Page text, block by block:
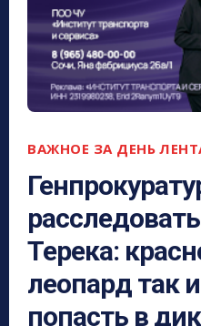
ВАЖНОЕ ЗА ДЕНЬ
Терека:
леопард так
попасть в